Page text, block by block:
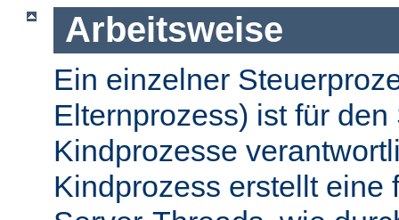
Arbeitsweise
Ein einzelner
Elternprozess) ist für den
Kindprozesse
Kindprozess erstellt eine